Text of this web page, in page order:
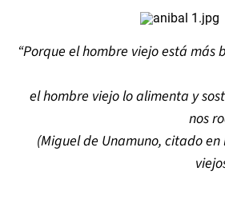
“Porque el hombre viejo está más
el hombre viejo lo alimenta y
nos
(Miguel de Unamuno, citado